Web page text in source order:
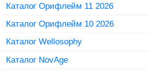
Каталог Орифлейм 11 2026
Каталог Орифлейм 10 2026
Каталог Wellosophy
Каталог NovAge